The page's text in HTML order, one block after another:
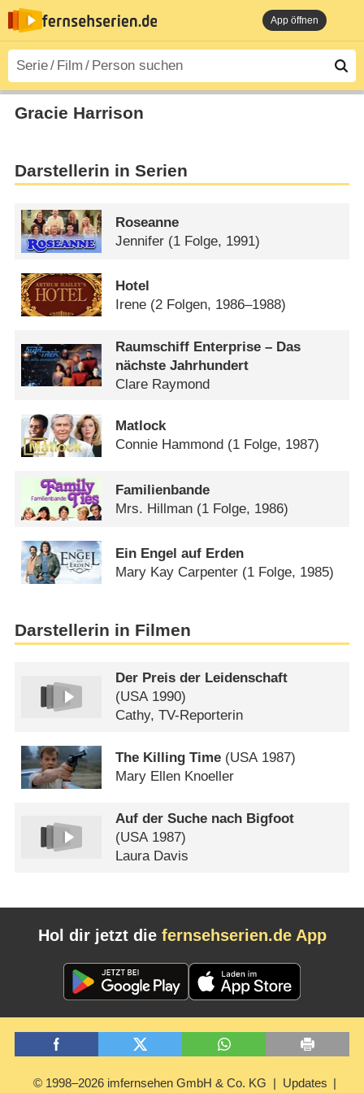
App öffnen
Gracie Harrison
Darstellerin in Serien
Roseanne
Jennifer (1 Folge, 1991)
Hotel
Irene (2 Folgen, 1986–1988)
Raumschiff Enterprise – Das
nächste Jahrhundert
Clare Raymond
Matlock
Connie Hammond (1 Folge, 1987)
Familienbande
Mrs. Hillman (1 Folge, 1986)
Ein Engel auf Erden
Mary Kay Carpenter (1 Folge, 1985)
Darstellerin in Filmen
Der Preis der Leidenschaft
(USA1990)
Cathy, TV-Reporterin
The Killing Time (USA1987)
Mary Ellen Knoeller
Auf der Suche nach Bigfoot
(USA1987)
Laura Davis
Hol dir jetzt die fernsehserien.de App
© 1998–2026 imfernsehen GmbH & Co. KG Updates